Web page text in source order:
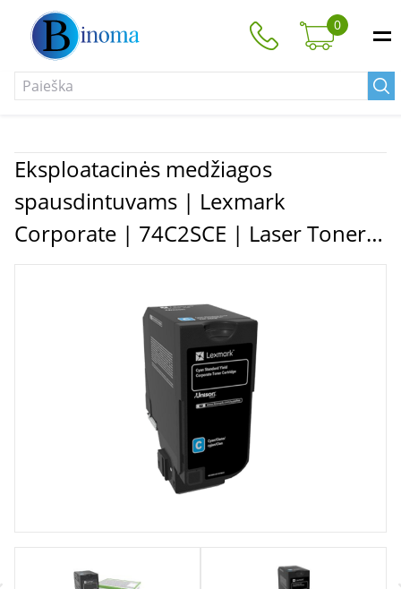
0
Eksploatacinės medžiagos
spausdintuvams | Lexmark
Corporate | 74C2SCE | Laser Toner
Cartridge | Cyan